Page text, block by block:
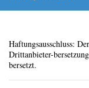
Haftungsausschluss:
Drittanbieter-
bersetzt.